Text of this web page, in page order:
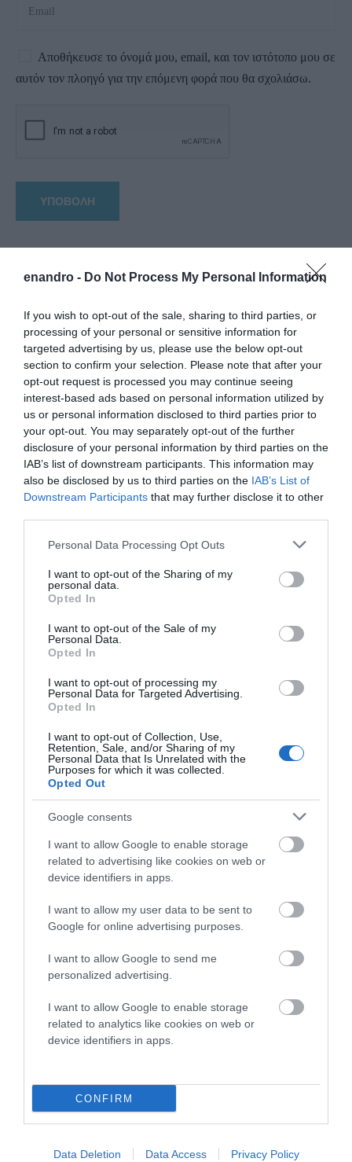
enandro - Do Not Process My Personal Information
If you wish to opt-out of the sale, sharing to third parties, or
processing of your personal or sensitive information for
targeted advertising by us, please use the below opt-out
section to confirm your selection. Please note that after your
opt-out request is processed you may continue seeing
interest-based ads based on personal information utilized by
us or personal information disclosed to third parties prior to
your opt-out. You may separately opt-out of the further
disclosure of your personal information by third parties on the
IAB’s list of downstream participants. This information may
also be disclosed by us to third parties on the IAB’s List of
Downstream Participants that may further disclose it to other
Please note that this website/app uses one or more Google
not limited to your visit or usage behaviour. You may click to
grant or deny consent to Google and its third-party tags to
use your data for below specified purposes in below Google
consent section.
Personal Data Processing Opt Outs
I want to opt-out of the Sharing of my
personal data.
Opted In
I want to opt-out of the Sale of my
Personal Data.
Opted In
I want to opt-out of processing my
Personal Data for Targeted Advertising.
Opted In
I want to opt-out of Collection, Use,
Retention, Sale, and/or Sharing of my
Personal Data that Is Unrelated with the
Purposes for which it was collected.
Opted Out
Google consents
I want to allow Google to enable storage
related to advertising like cookies on web or
device identifiers in apps.
I want to allow my user data to be sent to
Google for online advertising purposes.
I want to allow Google to send me
personalized advertising.
I want to allow Google to enable storage
related to analytics like cookies on web or
device identifiers in apps.
CONFIRM
Data Deletion Data Access Privacy Policy
Αποθήκευσε το όνομά μου, email, και τον ιστότοπο μου σε
αυτόν τον πλοηγό για την επόμενη φορά που θα σχολιάσω.
Προτεινόμενα άρθρα